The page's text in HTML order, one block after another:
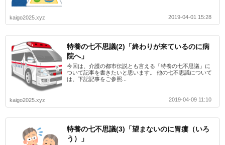
kaigo2025.xyz 2019-04-01 15:28
特養の七不思議(2)「終わりが来ているのに病
院へ」
今回は、介護の都市伝説とも言える「特養の七不思議」に
ついて記事を書きたいと思います。 他の七不思議について
は、下記記事をご参照...
kaigo2025.xyz 2019-04-09 11:10
特養の七不思議(3)「望まないのに胃瘻（いろ
う）」